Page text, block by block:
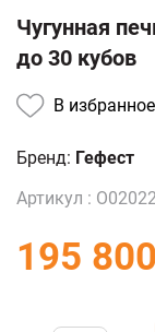
Чугунная
до 30 кубов
В избранное
Бренд: Гефест
Артикул :
195